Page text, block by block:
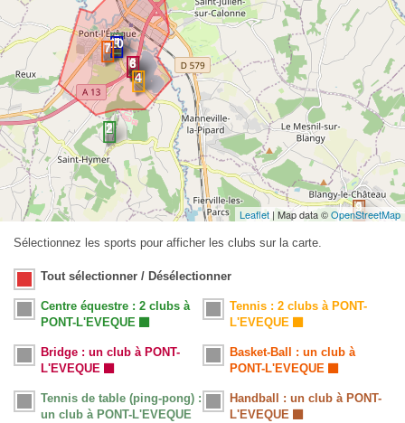
Leaflet | Map data ©OpenStreetMap
Sélectionnez les sports pour afficher les clubs sur la carte.
Tout sélectionner / Désélectionner
Centre équestre : 2 clubs à
PONT-L'EVEQUE
Tennis : 2 clubs à PONT-
L'EVEQUE
Bridge : un club à PONT-
L'EVEQUE
Basket-Ball : un club à
PONT-L'EVEQUE
Tennis de table (ping-pong) :
un club à PONT-L'EVEQUE
Handball : un club à PONT-
L'EVEQUE